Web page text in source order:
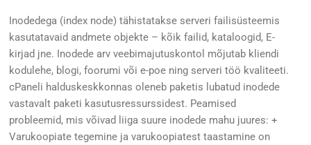
Inodedega (index node) tähistatakse serveri failisüsteemis
kasutatavaid andmete objekte – kõik failid, kataloogid, E-
kirjad jne. Inodede arv veebimajutuskontol mõjutab kliendi
kodulehe, blogi, foorumi või e-poe ning serveri töö kvaliteeti.
cPaneli halduskeskkonnas oleneb paketis lubatud inodede
vastavalt paketi kasutusressurssidest. Peamised
probleemid, mis võivad liiga suure inodede mahu juures: +
Varukoopiate tegemine ja varukoopiatest taastamine on